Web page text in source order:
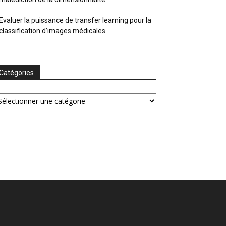
la puissance de transfer learning pour la
d’images médicales